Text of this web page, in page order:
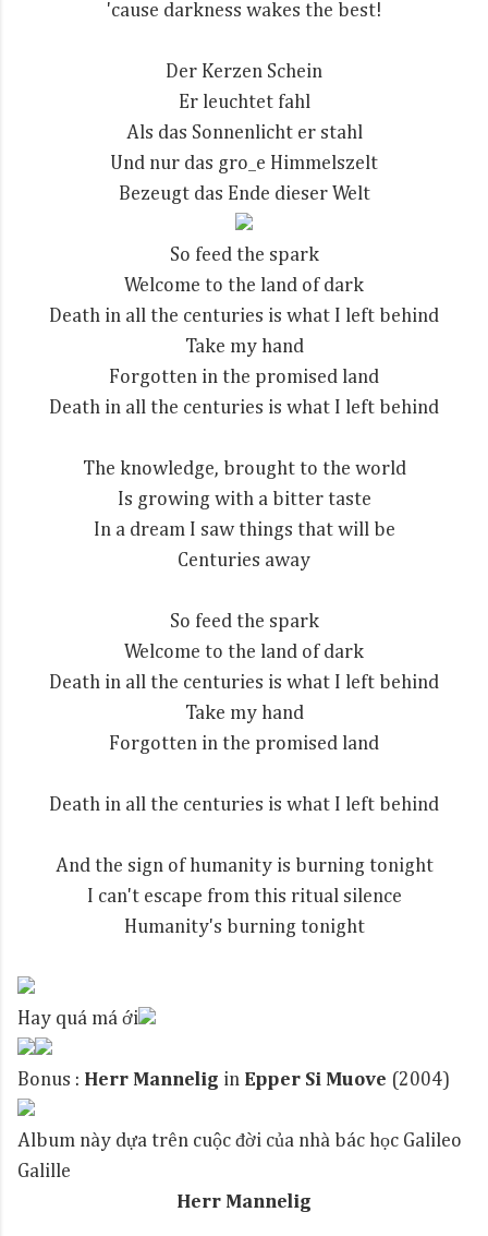
'cause darkness wakes the best!
Der Kerzen Schein
Er leuchtet fahl
Als das Sonnenlicht er stahl
Und nur das gro_e Himmelszelt
Bezeugt das Ende dieser Welt
So feed the spark
Welcome to the land of dark
Death in all the centuries is what I left behind
Take my hand
Forgotten in the promised land
Death in all the centuries is what I left behind
The knowledge, brought to the world
Is growing with a bitter taste
In a dream I saw things that will be
Centuries away
So feed the spark
Welcome to the land of dark
Death in all the centuries is what I left behind
Take my hand
Forgotten in the promised land
Death in all the centuries is what I left behind
And the sign of humanity is burning tonight
I can't escape from this ritual silence
Humanity's burning tonight
Hay quá má ới
Bonus : Herr Mannelig in Epper Si Muove (2004)
Album này dựa trên cuộc đời của nhà bác học Galileo
Galille
Herr Mannelig